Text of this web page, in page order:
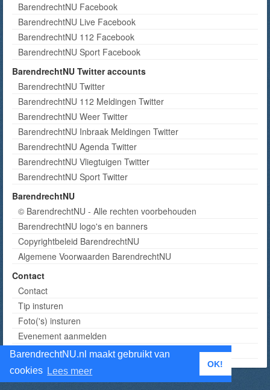
BarendrechtNU.nl maakt gebruikt van
cookies Lees meer
OK!
BarendrechtNU Facebook
BarendrechtNU Live Facebook
BarendrechtNU 112 Facebook
BarendrechtNU Sport Facebook
BarendrechtNU Twitter accounts
BarendrechtNU Twitter
BarendrechtNU 112 Meldingen Twitter
BarendrechtNU Weer Twitter
BarendrechtNU Inbraak Meldingen Twitter
BarendrechtNU Agenda Twitter
BarendrechtNU Vliegtuigen Twitter
BarendrechtNU Sport Twitter
BarendrechtNU
© BarendrechtNU - Alle rechten voorbehouden
BarendrechtNU logo's en banners
Copyrightbeleid BarendrechtNU
Algemene Voorwaarden BarendrechtNU
Contact
Contact
Tip insturen
Foto('s) insturen
Evenement aanmelden
Informatie aanvragen adverteren